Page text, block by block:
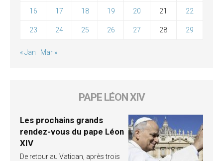
16 17 18 19 20 21 22
23 24 25 26 27 28 29
« Jan Mar »
PAPE LÉON XIV
Les prochains grands
rendez-vous du pape Léon
XIV
De retour au Vatican, après trois